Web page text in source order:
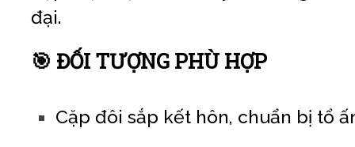
đại.
🎯 ĐỐI TƯỢNG PHÙ HỢP
Cặp đôi sắp kết hôn, chuẩn bị tổ